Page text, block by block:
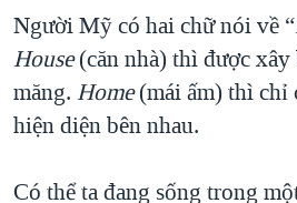
Người Mỹ có hai chữ nói về “
House(căn nhà) thì được xây
măng. Home(mái ấm) thì chỉ
hiện diện bên nhau.
Có thể ta đang sống trong